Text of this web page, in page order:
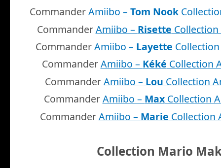
CommanderAmiibo – Tom Nook
CommanderAmiibo – Risette
CommanderAmiibo – Layette
CommanderAmiibo – Kéké Collection
CommanderAmiibo – Lou Collection
CommanderAmiibo – MaxCollection
CommanderAmiibo – Marie Collection
Collection Mario